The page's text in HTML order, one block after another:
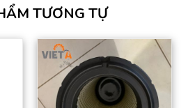
TƯƠNG TỰ